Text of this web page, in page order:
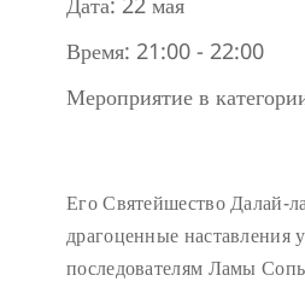
Время: 21:00 - 22:00
Мероприятие в
Его Святейшество Далай-
драгоценные наставления
последователям Ламы